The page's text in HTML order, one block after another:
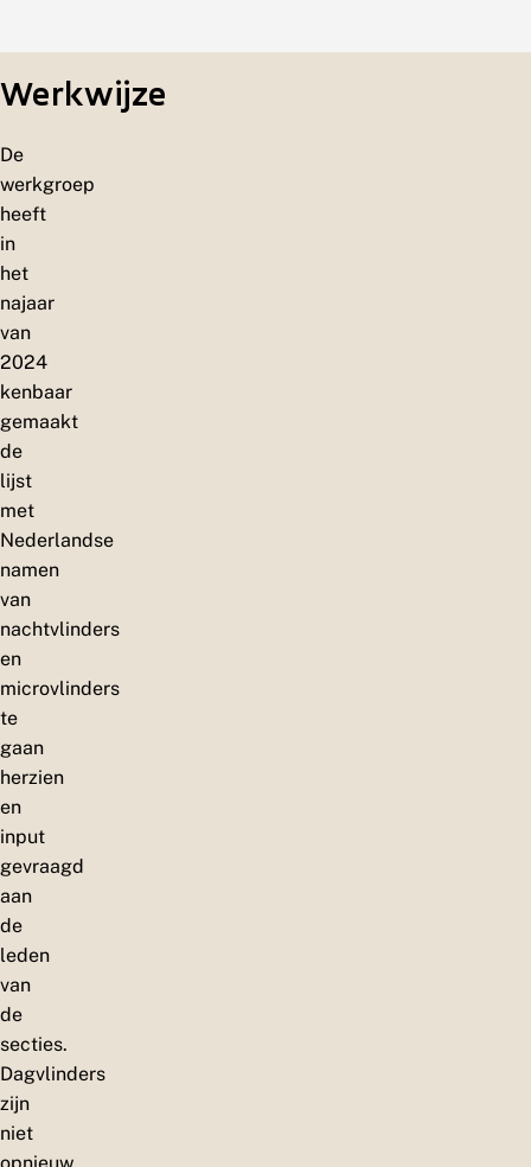
Werkwijze
De
werkgroep
heeft
in
het
najaar
van
2024
kenbaar
gemaakt
de
lijst
met
Nederlandse
namen
van
nachtvlinders
en
microvlinders
te
gaan
herzien
en
input
gevraagd
aan
de
leden
van
de
secties.
Dagvlinders
zijn
niet